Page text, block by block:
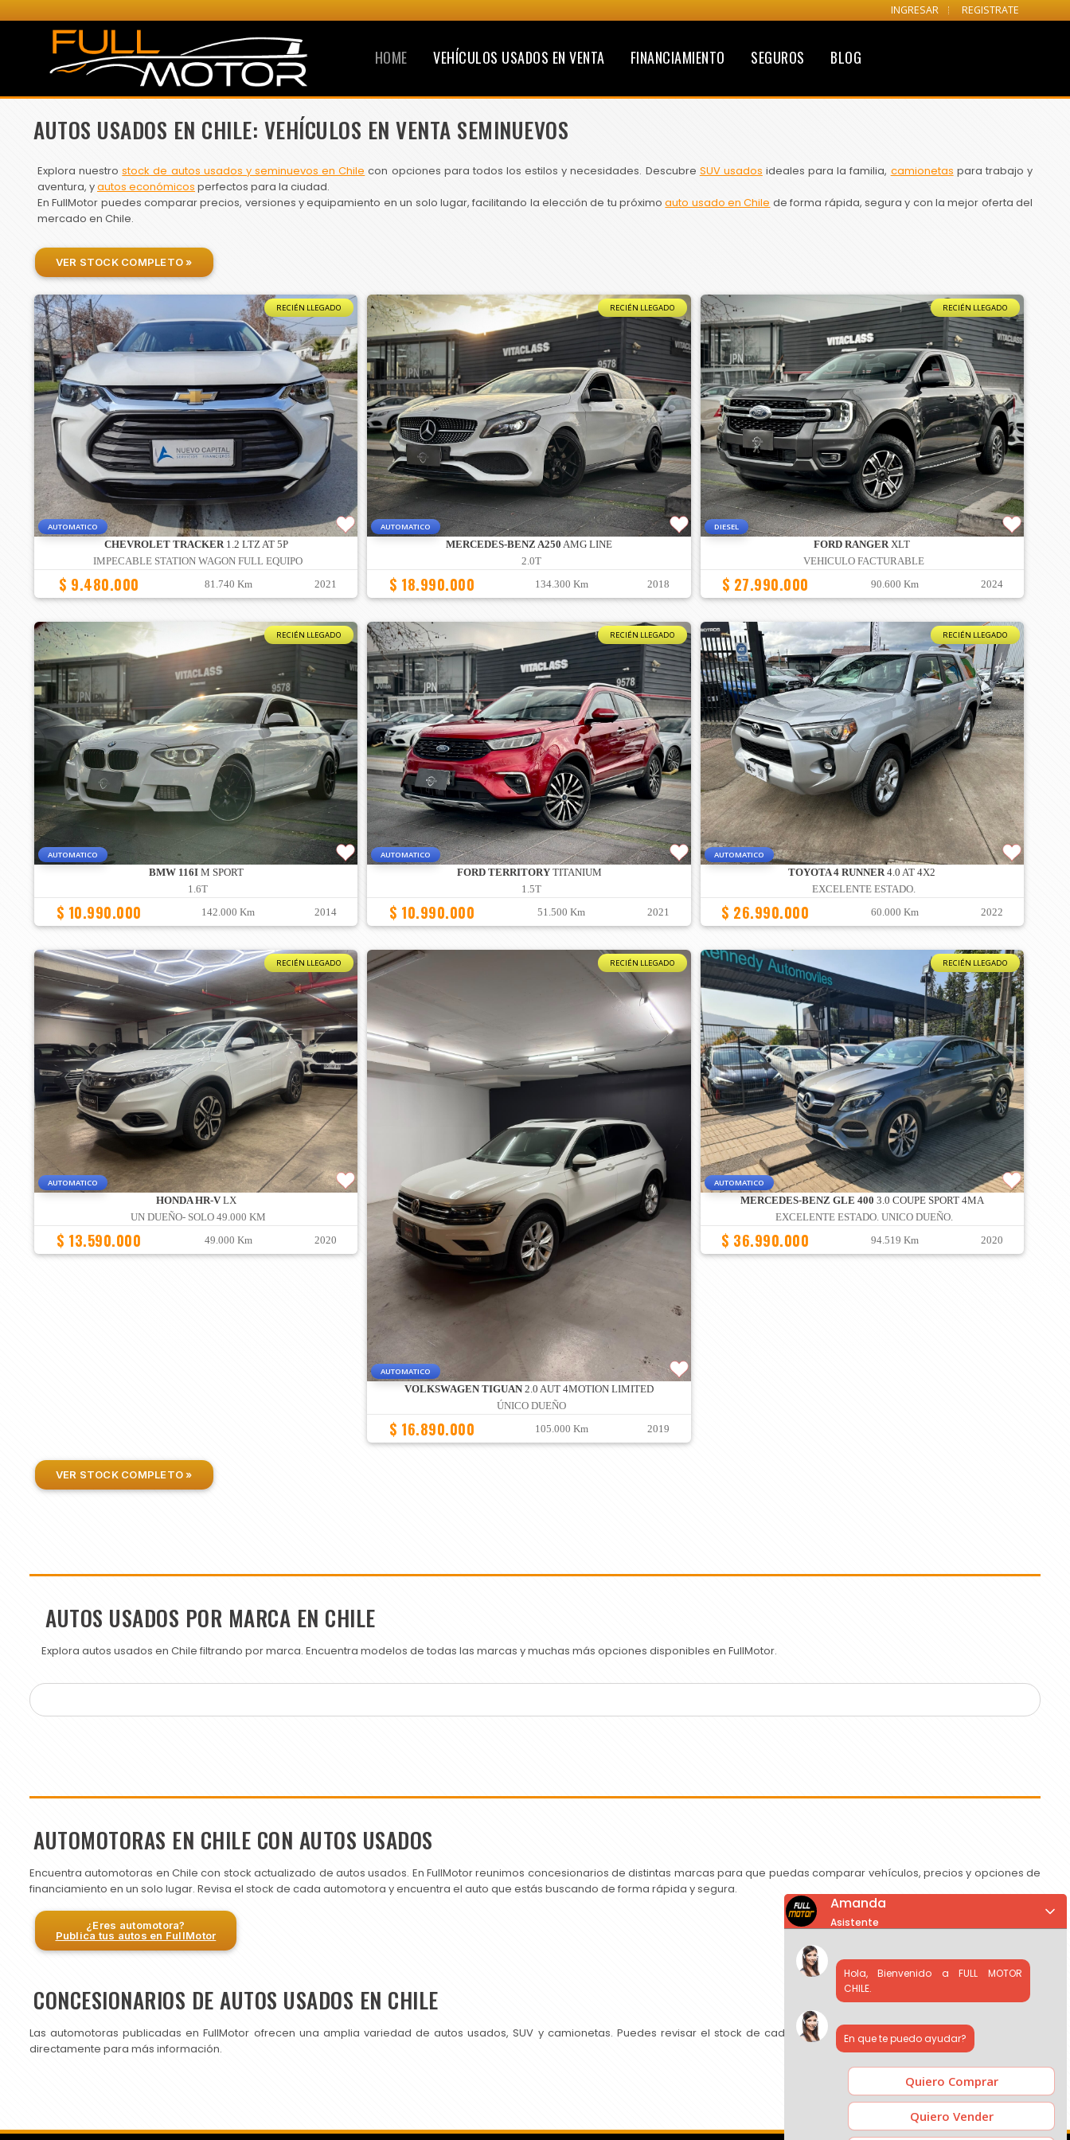
INGRESAR REGISTRATE
HOME VEHÍCULOS USADOS EN VENTA FINANCIAMIENTO SEGUROS BLOG
AUTOS USADOS EN CHILE: VEHÍCULOS EN VENTA SEMINUEVOS
Explora nuestrostock de autos usados y seminuevos en Chile con opciones para todos los estilos y necesidades. Descubre SUV usados ideales para la familia, camionetas para trabajo y
aventura, yautos económicos perfectos para la ciudad.
En FullMotor puedes comparar precios, versiones y equipamiento en un solo lugar, facilitando la elección de tu próximoauto usado en Chile de forma rápida, segura y con la mejor oferta del
mercado en Chile.
VER STOCK COMPLETO »
RECIÉN LLEGADO
AUTOMATICO
CHEVROLET TRACKER1.2 LTZ AT 5P
IMPECABLE STATION WAGON FULL EQUIPO
$ 9.480.000 81.740 Km 2021
RECIÉN LLEGADO
AUTOMATICO
MERCEDES-BENZ A250 AMG LINE
2.0T
$ 18.990.000 134.300 Km 2018
RECIÉN LLEGADO
DIESEL
FORD RANGERXLT
VEHICULO FACTURABLE
$ 27.990.000 90.600 Km 2024
RECIÉN LLEGADO
AUTOMATICO
BMW 116IM SPORT
1.6T
$ 10.990.000 142.000 Km 2014
RECIÉN LLEGADO
AUTOMATICO
FORD TERRITORYTITANIUM
1.5T
$ 10.990.000 51.500 Km 2021
RECIÉN LLEGADO
AUTOMATICO
TOYOTA 4 RUNNER4.0 AT 4X2
EXCELENTE ESTADO.
$ 26.990.000 60.000 Km 2022
RECIÉN LLEGADO
AUTOMATICO
HONDA HR-VLX
UN DUEÑO- SOLO 49.000 KM
$ 13.590.000 49.000 Km 2020
RECIÉN LLEGADO
AUTOMATICO
VOLKSWAGEN TIGUAN 2.0 AUT 4MOTION LIMITED
ÚNICO DUEÑO
$ 16.890.000 105.000 Km 2019
RECIÉN LLEGADO
AUTOMATICO
MERCEDES-BENZ GLE 400 3.0 COUPE SPORT 4MA
EXCELENTE ESTADO. UNICO DUEÑO.
$ 36.990.000 94.519 Km 2020
VER STOCK COMPLETO »
AUTOS USADOS POR MARCA EN CHILE
Explora autos usados en Chile filtrando por marca. Encuentra modelos de todas las marcas y muchas más opciones disponibles en FullMotor.
AUTOMOTORAS EN CHILE CON AUTOS USADOS
Encuentra automotoras en Chile con stock actualizado de autos usados. En FullMotor reunimos concesionarios de distintas marcas para que puedas comparar vehículos, precios y opciones de
financiamiento en un solo lugar. Revisa el stock de cada automotora y encuentra el auto que estás buscando de forma rápida y segura.
¿Eres automotora?
Publica tus autos en FullMotor
CONCESIONARIOS DE AUTOS USADOS EN CHILE
Las automotoras publicadas en FullMotor ofrecen una amplia variedad de autos usados, SUV y camionetas. Puedes revisar el stock de cada concesionario, comparar precios y contactar
directamente para más información.
Amanda
Asistente
Hola, Bienvenido a FULL MOTOR
CHILE.
En que te puedo ayudar?
Quiero Comprar
Quiero Vender